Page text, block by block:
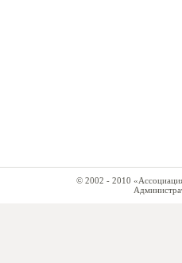
© 2002 - 2010 «Ассоциация